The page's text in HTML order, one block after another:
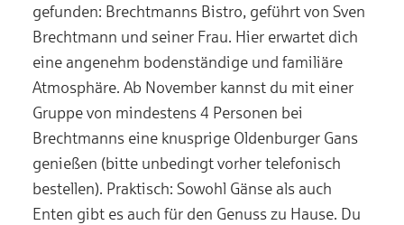
gefunden: Brechtmanns Bistro, geführt von Sven
Brechtmann und seiner Frau. Hier erwartet dich
eine angenehm bodenständige und familiäre
Atmosphäre. Ab November kannst du mit einer
Gruppe von mindestens 4 Personen bei
Brechtmanns eine knusprige Oldenburger Gans
genießen (bitte unbedingt vorher telefonisch
bestellen). Praktisch: Sowohl Gänse als auch
Enten gibt es auch für den Genuss zu Hause. Du